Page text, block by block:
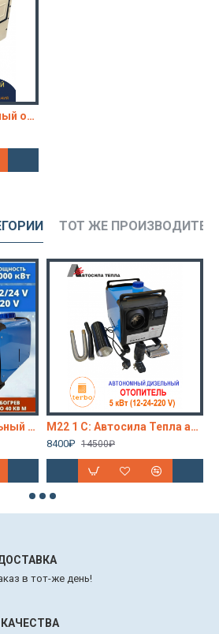
Дизельный автономный отопитель с генератором электричества e-Corner 4 кВт (kW)
ТОТ ЖЕ
M21 4C Синий: Дизельный отопитель 5 кВт Автосила Тепла 12-24-220V M22 1 C: Автосила Тепла автономный дизельный отопитель 5 кВт (kW) 12/24/220В
8400₽ 14500₽
в тот-же день!